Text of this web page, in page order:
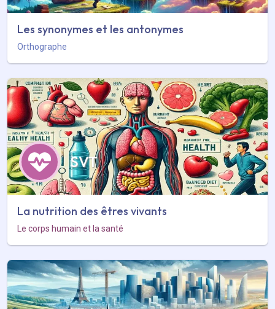
Les synonymes et les antonymes
Orthographe
SVT
La nutrition des êtres vivants
Le corps humain et la santé